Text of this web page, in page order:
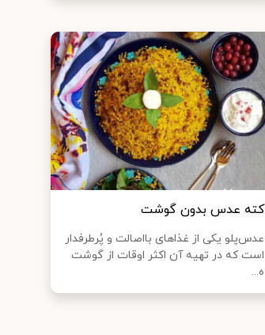
کته عدس بدون گوشت
عدس‌پلو یکی از غذاهای بااصالت و پُرطرفدار
است که در تهیه آن اکثر اوقات از گوشت
ه...